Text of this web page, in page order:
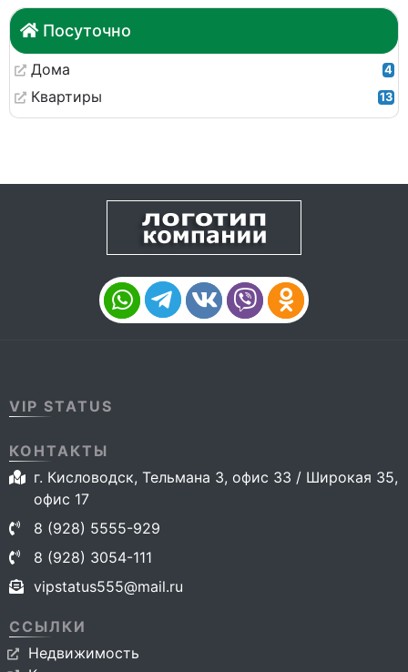
Посуточно
Дома 4
Квартиры 13
VIP STATUS
КОНТАКТЫ
г. Кисловодск, Тельмана 3, офис 33 / Широкая 35,
офис 17
8 (928) 5555-929
8 (928) 3054-111
vipstatus555@mail.ru
ССЫЛКИ
Недвижимость